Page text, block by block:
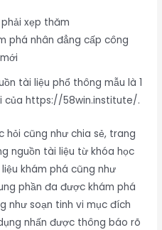
tài liệu phổ thông mẫu là 1
của https://58win.institute/.
hỏi cũng như chia sẻ, trang
nguồn tài liệu từ khóa học
khám phá cũng như
phần đa được khám phá
như soạn tinh vi mục đích
nhấn được thông báo rõ